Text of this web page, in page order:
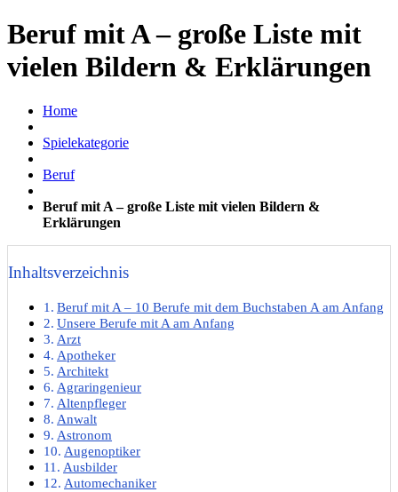
Beruf mit A – große Liste mit
vielen Bildern & Erklärungen
Home
Spielekategorie
Beruf
Beruf mit A – große Liste mit vielen Bildern &
Erklärungen
Inhaltsverzeichnis
Beruf mit A – 10 Berufe mit dem Buchstaben A am Anfang
Unsere Berufe mit A am Anfang
Arzt
Apotheker
Architekt
Agraringenieur
Altenpfleger
Anwalt
Astronom
Augenoptiker
Ausbilder
Automechaniker